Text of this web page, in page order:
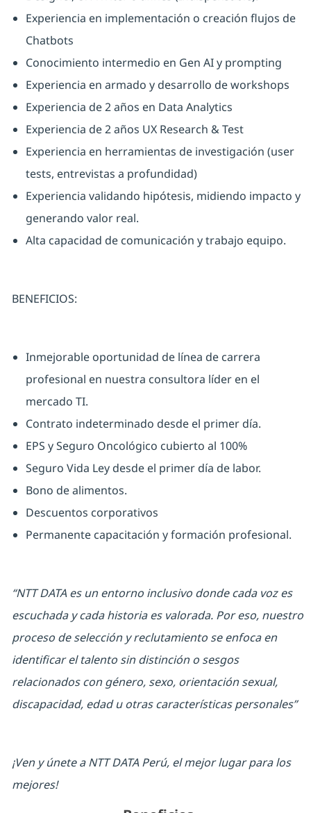
Experiencia en implementación o creación flujos de
Chatbots
Conocimiento intermedio en Gen AI y prompting
Experiencia en armado y desarrollo de workshops
Experiencia de 2 años en Data Analytics
Experiencia de 2 años UX Research & Test
Experiencia en herramientas de investigación (user
tests, entrevistas a profundidad)
Experiencia validando hipótesis, midiendo impacto y
generando valor real.
Alta capacidad de comunicación y trabajo equipo.
BENEFICIOS:
Inmejorable oportunidad de línea de carrera
profesional en nuestra consultora líder en el
mercado TI.
Contrato indeterminado desde el primer día.
EPS y Seguro Oncológico cubierto al 100%
Seguro Vida Ley desde el primer día de labor.
Bono de alimentos.
Descuentos corporativos
Permanente capacitación y formación profesional.
“NTT DATA es un entorno inclusivo donde cada voz es
escuchada y cada historia es valorada. Por eso, nuestro
proceso de selección y reclutamiento se enfoca en
identificar el talento sin distinción o sesgos
relacionados con género, sexo, orientación sexual,
discapacidad, edad u otras características personales”
¡Ven y únete a NTT DATA Perú, el mejor lugar para los
mejores!